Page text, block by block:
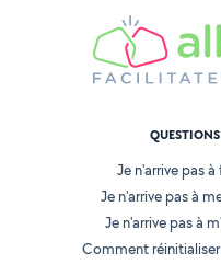
Je n'arrive pas
Je n'arrive pas à
Je n'arrive pas à
Comment